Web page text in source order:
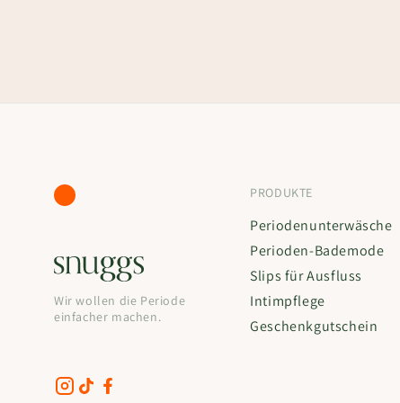
Wir wollen die Periode
einfacher machen.
PRODUKTE
Periodenunterwäsche
Perioden-Bademode
Slips für Ausfluss
Intimpflege
Geschenkgutschein